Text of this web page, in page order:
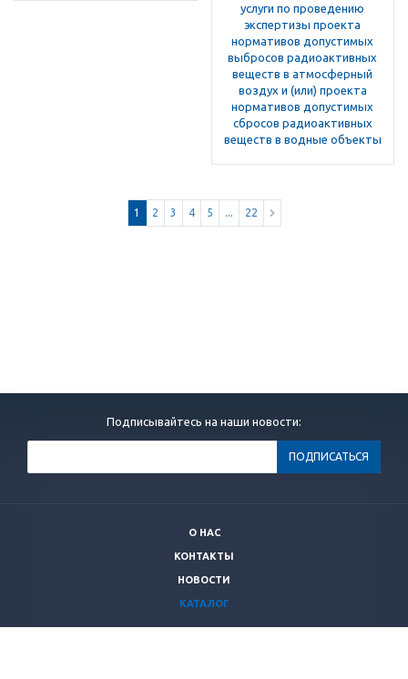
услуги по проведению
экспертизы проекта
нормативов допустимых
выбросов радиоактивных
веществ в атмосферный
воздух и (или) проекта
нормативов допустимых
сбросов радиоактивных
веществ в водные объекты
1 2 3 4 5 ... 22
Подписывайтесь на наши новости:
О НАС
КОНТАКТЫ
НОВОСТИ
КАТАЛОГ